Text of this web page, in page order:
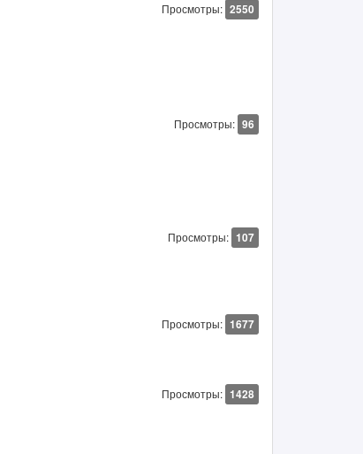
Просмотры: 2550
Просмотры: 96
Просмотры: 107
Просмотры: 1677
Просмотры: 1428